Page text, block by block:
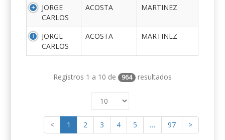
JORGE
CARLOS
ACOSTA MARTINEZ
JORGE
CARLOS
ACOSTA MARTINEZ
Registros 1 a 10 de 964 resultados
< 1 2 3 4 5 … 97 >